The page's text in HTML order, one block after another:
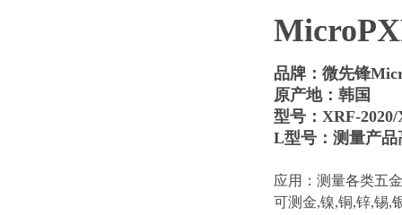
品牌：微先锋
原产地：韩国
型号：XRF-2020/
L型号：测量产品
应用：测量各类五
可测金,镍,铜,锌,锡,